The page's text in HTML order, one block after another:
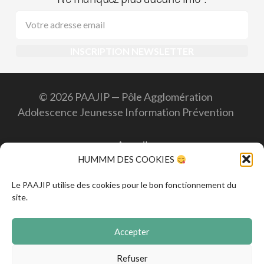
HUMMM DES COOKIES
Le PAAJIP utilise des cookies pour le bon fonctionnement du
site.
Accepter
Refuser
© 2026 PAAJIP — Pôle Agglomération
Adolescence Jeunesse Information Prévention
Accueil
CGVA